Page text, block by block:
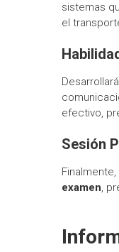
sistemas
el
efectivo,
Sesión
examen,